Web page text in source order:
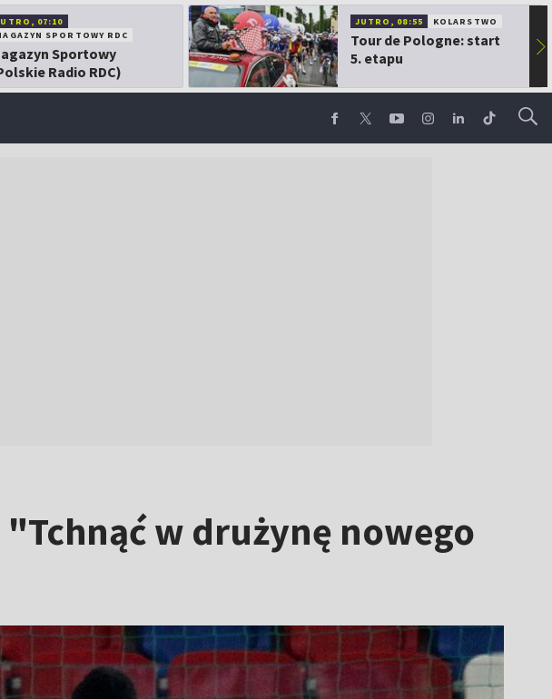
07:10
SPORTOWY RDC
Sportowy
Radio RDC)
JUTRO, 08:55 KOLARSTWO
Tour de Pologne: start
5. etapu
▶
w drużynę nowego